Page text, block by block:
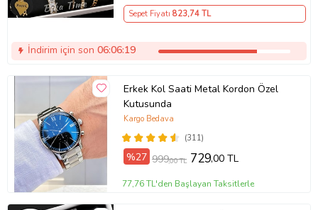
Sepet Fiyatı 823,74 TL
İndirim için son 06:06:18
Erkek Kol Saati Metal Kordon Özel
Kutusunda
(311)
Kargo Bedava
%27 999,00 TL 729,00 TL
77,76 TL'den Başlayan Taksitlerle